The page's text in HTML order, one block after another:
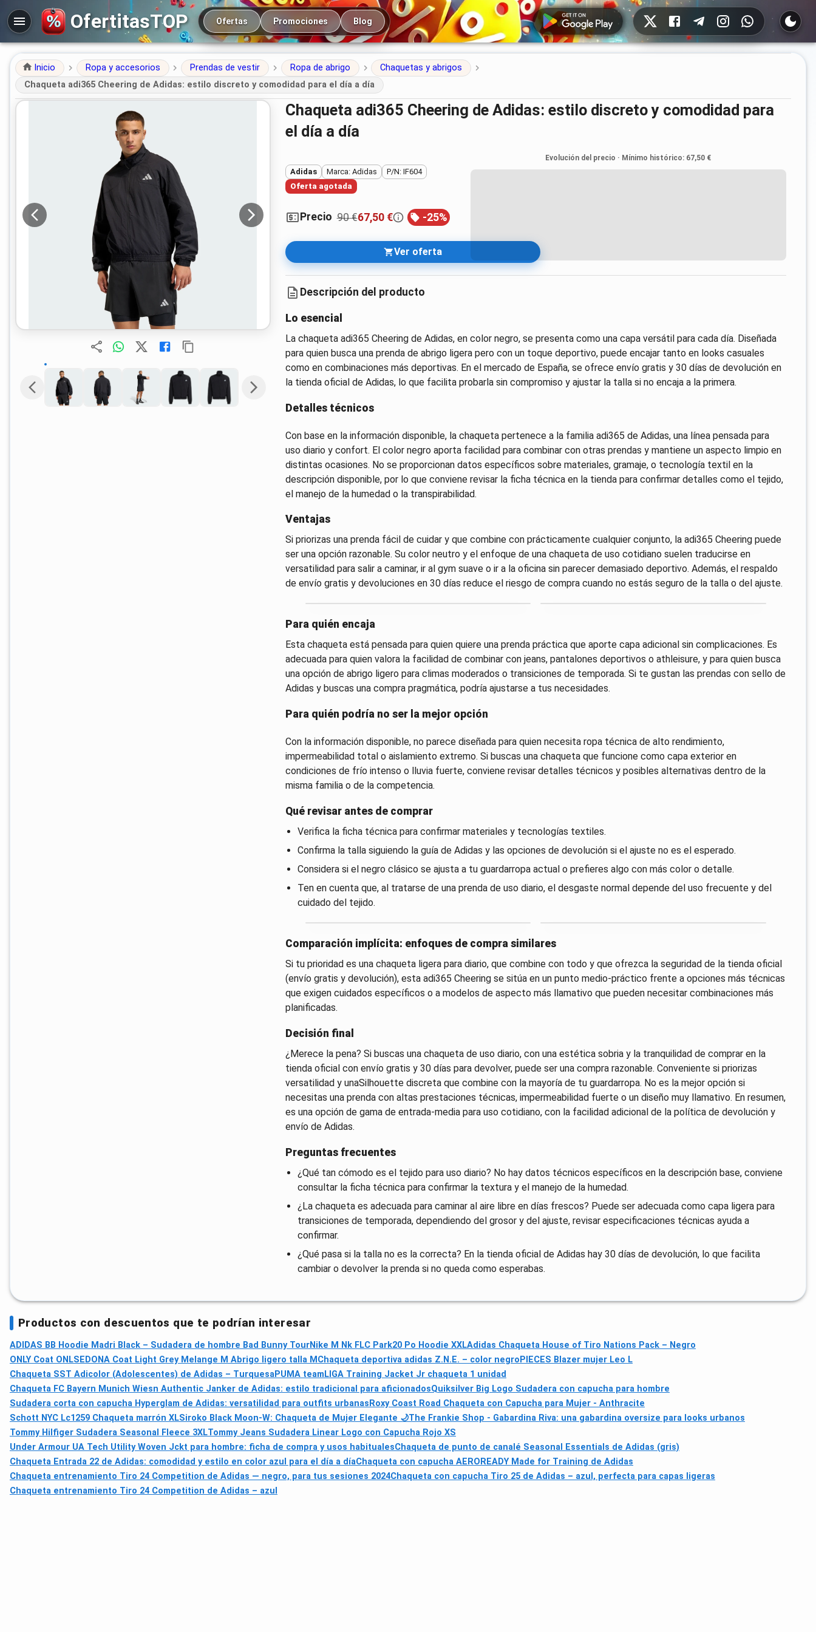
OfertitasTOP Navegación principal
Ofertas Promociones Blog
Redes sociales
Inicio Ropa y accesorios Prendas de vestir Ropa de abrigo
Chaquetas y abrigos
Chaqueta adi365 Cheering de Adidas: estilo discreto y comodidad para el día a día
Chaqueta adi365 Cheering de Adidas: estilo discreto y comodidad para
el día a día
Adidas Marca: Adidas
P/N: IF604
Oferta agotada
Precio 90 €67,50 € -25%
Ver oferta
Evolución del precio · Mínimo histórico: 67,50 €
Descripción del producto
Lo esencial
La chaqueta adi365 Cheering de Adidas, en color negro, se presenta como una capa versátil para cada día. Diseñada
para quien busca una prenda de abrigo ligera pero con un toque deportivo, puede encajar tanto en looks casuales
como en combinaciones más deportivas. En el mercado de España, se ofrece envío gratis y 30 días de devolución en
la tienda oficial de Adidas, lo que facilita probarla sin compromiso y ajustar la talla si no encaja a la primera.
Detalles técnicos
Con base en la información disponible, la chaqueta pertenece a la familia adi365 de Adidas, una línea pensada para
uso diario y confort. El color negro aporta facilidad para combinar con otras prendas y mantiene un aspecto limpio en
distintas ocasiones. No se proporcionan datos específicos sobre materiales, gramaje, o tecnología textil en la
descripción disponible, por lo que conviene revisar la ficha técnica en la tienda para confirmar detalles como el tejido,
el manejo de la humedad o la transpirabilidad.
Ventajas
Si priorizas una prenda fácil de cuidar y que combine con prácticamente cualquier conjunto, la adi365 Cheering puede
ser una opción razonable. Su color neutro y el enfoque de una chaqueta de uso cotidiano suelen traducirse en
versatilidad para salir a caminar, ir al gym suave o ir a la oficina sin parecer demasiado deportivo. Además, el respaldo
de envío gratis y devoluciones en 30 días reduce el riesgo de compra cuando no estás seguro de la talla o del ajuste.
Para quién encaja
Esta chaqueta está pensada para quien quiere una prenda práctica que aporte capa adicional sin complicaciones. Es
adecuada para quien valora la facilidad de combinar con jeans, pantalones deportivos o athleisure, y para quien busca
una opción de abrigo ligero para climas moderados o transiciones de temporada. Si te gustan las prendas con sello de
Adidas y buscas una compra pragmática, podría ajustarse a tus necesidades.
Para quién podría no ser la mejor opción
Con la información disponible, no parece diseñada para quien necesita ropa técnica de alto rendimiento,
impermeabilidad total o aislamiento extremo. Si buscas una chaqueta que funcione como capa exterior en
condiciones de frío intenso o lluvia fuerte, conviene revisar detalles técnicos y posibles alternativas dentro de la
misma familia o de la competencia.
Qué revisar antes de comprar
Verifica la ficha técnica para confirmar materiales y tecnologías textiles.
Confirma la talla siguiendo la guía de Adidas y las opciones de devolución si el ajuste no es el esperado.
Considera si el negro clásico se ajusta a tu guardarropa actual o prefieres algo con más color o detalle.
Ten en cuenta que, al tratarse de una prenda de uso diario, el desgaste normal depende del uso frecuente y del
cuidado del tejido.
Comparación implícita: enfoques de compra similares
Si tu prioridad es una chaqueta ligera para diario, que combine con todo y que ofrezca la seguridad de la tienda oficial
(envío gratis y devolución), esta adi365 Cheering se sitúa en un punto medio-práctico frente a opciones más técnicas
que exigen cuidados específicos o a modelos de aspecto más llamativo que pueden necesitar combinaciones más
planificadas.
Decisión final
¿Merece la pena? Si buscas una chaqueta de uso diario, con una estética sobria y la tranquilidad de comprar en la
tienda oficial con envío gratis y 30 días para devolver, puede ser una compra razonable. Conveniente si priorizas
versatilidad y unaSilhouette discreta que combine con la mayoría de tu guardarropa. No es la mejor opción si
necesitas una prenda con altas prestaciones técnicas, impermeabilidad fuerte o un diseño muy llamativo. En resumen,
es una opción de gama de entrada-media para uso cotidiano, con la facilidad adicional de la política de devolución y
envío de Adidas.
Preguntas frecuentes
¿Qué tan cómodo es el tejido para uso diario? No hay datos técnicos específicos en la descripción base, conviene
consultar la ficha técnica para confirmar la textura y el manejo de la humedad.
¿La chaqueta es adecuada para caminar al aire libre en días frescos? Puede ser adecuada como capa ligera para
transiciones de temporada, dependiendo del grosor y del ajuste, revisar especificaciones técnicas ayuda a
confirmar.
¿Qué pasa si la talla no es la correcta? En la tienda oficial de Adidas hay 30 días de devolución, lo que facilita
cambiar o devolver la prenda si no queda como esperabas.
Productos con descuentos que te podrían interesar
ADIDAS BB Hoodie Madri Black – Sudadera de hombre Bad Bunny TourNike M Nk FLC Park20 Po Hoodie XXLAdidas Chaqueta House of Tiro Nations Pack – Negro
ONLY Coat ONLSEDONA Coat Light Grey Melange M Abrigo ligero talla MChaqueta deportiva adidas Z.N.E. – color negroPIECES Blazer mujer Leo L
Chaqueta SST Adicolor (Adolescentes) de Adidas – TurquesaPUMA teamLIGA Training Jacket Jr chaqueta 1 unidad
Chaqueta FC Bayern Munich Wiesn Authentic Janker de Adidas: estilo tradicional para aficionadosQuiksilver Big Logo Sudadera con capucha para hombre
Sudadera corta con capucha Hyperglam de Adidas: versatilidad para outfits urbanasRoxy Coast Road Chaqueta con Capucha para Mujer - Anthracite
Schott NYC Lc1259 Chaqueta marrón XLSiroko Black Moon-W: Chaqueta de Mujer Elegante 🌙The Frankie Shop - Gabardina Riva: una gabardina oversize para looks urbanos
Tommy Hilfiger Sudadera Seasonal Fleece 3XLTommy Jeans Sudadera Linear Logo con Capucha Rojo XS
Under Armour UA Tech Utility Woven Jckt para hombre: ficha de compra y usos habitualesChaqueta de punto de canalé Seasonal Essentials de Adidas (gris)
Chaqueta Entrada 22 de Adidas: comodidad y estilo en color azul para el día a díaChaqueta con capucha AEROREADY Made for Training de Adidas
Chaqueta entrenamiento Tiro 24 Competition de Adidas — negro, para tus sesiones 2024Chaqueta con capucha Tiro 25 de Adidas – azul, perfecta para capas ligeras
Chaqueta entrenamiento Tiro 24 Competition de Adidas – azul